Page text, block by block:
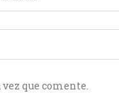
que comente.